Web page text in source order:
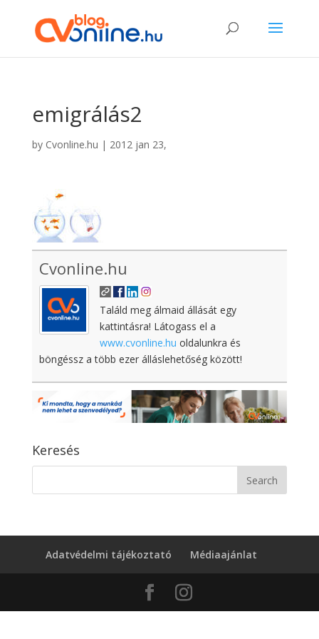
emigrálás2
by Cvonline.hu | 2012 jan 23,
Cvonline.hu
Találd meg álmaid állását egy
kattintásra! Látogass el a
www.cvonline.hu oldalunkra és
böngéssz a több ezer álláslehetőség között!
Keresés
Adatvédelmi tájékoztató Médiaajánlat